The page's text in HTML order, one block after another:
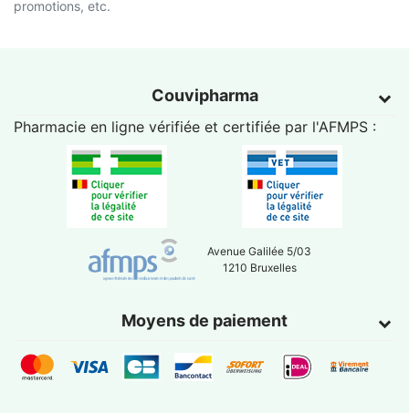
promotions, etc.
Couvipharma
Pharmacie en ligne vérifiée et certifiée par l'AFMPS :
Avenue Galilée 5/03
1210 Bruxelles
Moyens de paiement